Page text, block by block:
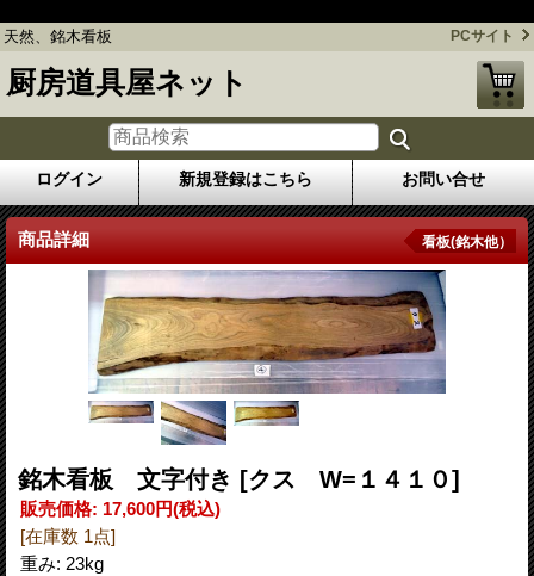
天然、銘木看板 PCサイト
厨房道具屋ネット
ログイン 新規登録はこちら お問い合せ
商品詳細 看板(銘木他）
銘木看板 文字付き [クス W=１４１０]
販売価格: 17,600円(税込)
[在庫数 1点]
重み: 23kg